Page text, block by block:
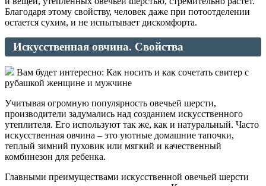
Благодаря этому свойству, человек даже при потоотделении
остается сухим, и не испытывает дискомфорта.
Искусственная овчина. Свойства
Вам будет интересно: Как носить и как сочетать свитер с
рубашкой женщине и мужчине
Учитывая огромную популярность овечьей шерсти,
производители задумались над созданием искусственного
утеплителя. Его используют так же, как и натуральный. Часто
искусственная овчина – это уютные домашние тапочки,
теплый зимний пуховик или мягкий и качественный
комбинезон для ребенка.
Главными преимуществами искусственной овечьей шерсти